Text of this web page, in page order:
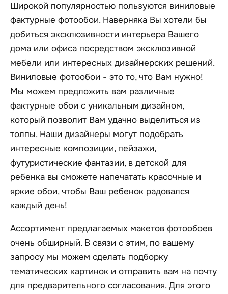
Широкой популярностью пользуются виниловые
фактурные фотообои. Наверняка Вы хотели бы
добиться эксклюзивности интерьера Вашего
дома или офиса посредством эксклюзивной
мебели или интересных дизайнерских решений.
Виниловые фотообои - это то, что Вам нужно!
Мы можем предложить вам различные
фактурные обои с уникальным дизайном,
который позволит Вам удачно выделиться из
толпы. Наши дизайнеры могут подобрать
интересные композиции, пейзажи,
футуристические фантазии, в детской для
ребенка вы сможете напечатать красочные и
яркие обои, чтобы Ваш ребенок радовался
каждый день!
Ассортимент предлагаемых макетов фотообоев
очень обширный. В связи с этим, по вашему
запросу мы можем сделать подборку
тематических картинок и отправить вам на почту
для предварительного согласования. Для этого